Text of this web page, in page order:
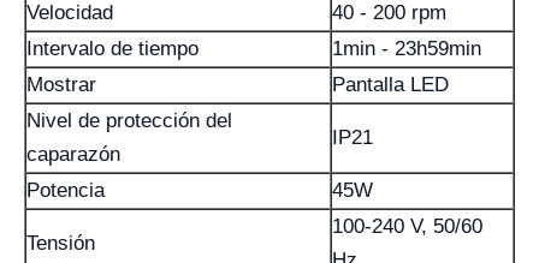
Velocidad
40 - 200 rpm
Intervalo de tiempo
1min - 23h59min
Mostrar
Pantalla LED
Nivel de protección del
caparazón
IP21
Potencia 45W
Tensión
100-240 V, 50/60